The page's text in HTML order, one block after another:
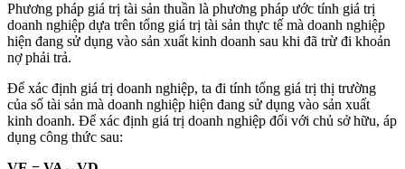
Phương pháp giá trị tài sản thuần là phương pháp ước tính giá trị
doanh nghiệp dựa trên tổng giá trị tài sản thực tế mà doanh nghiệp
hiện đang sử dụng vào sản xuất kinh doanh sau khi đã trừ đi khoản
nợ phải trả.
Để xác định giá trị doanh nghiệp, ta đi tính tổng giá trị thị trường
của số tài sản mà doanh nghiệp hiện đang sử dụng vào sản xuất
kinh doanh. Để xác định giá trị doanh nghiệp đối với chủ sở hữu, áp
dụng công thức sau: